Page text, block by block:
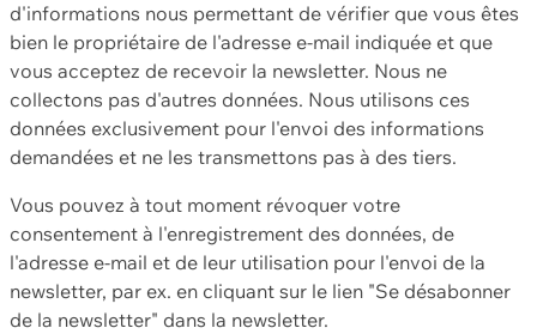
d'informations nous permettant de vérifier que vous êtes
bien le propriétaire de l'adresse e-mail indiquée et que
vous acceptez de recevoir la newsletter. Nous ne
collectons pas d'autres données. Nous utilisons ces
données exclusivement pour l'envoi des informations
demandées et ne les transmettons pas à des tiers.
Vous pouvez à tout moment révoquer votre
consentement à l'enregistrement des données, de
l'adresse e-mail et de leur utilisation pour l'envoi de la
newsletter, par ex. en cliquant sur le lien "Se désabonner
de la newsletter" dans la newsletter.